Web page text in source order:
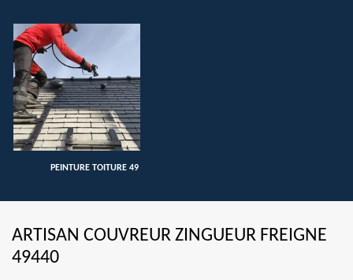
PEINTURE TOITURE 49
ARTISAN COUVREUR ZINGUEUR FREIGNE
49440